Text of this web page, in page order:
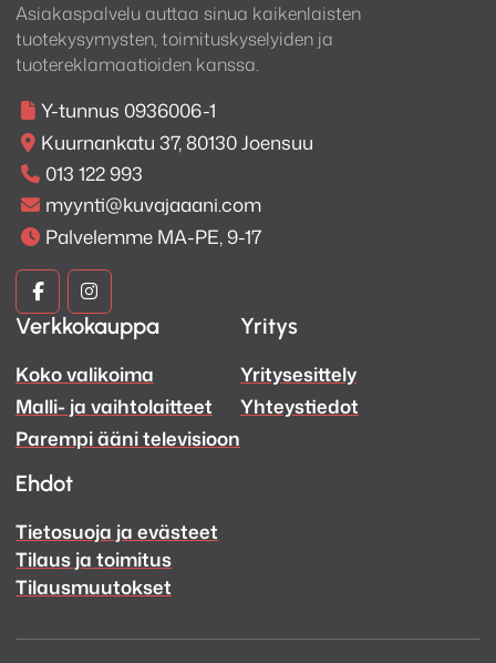
Asiakaspalvelu auttaa sinua kaikenlaisten
tuotekysymysten, toimituskyselyiden ja
tuotereklamaatioiden kanssa.
Y-tunnus 0936006-1
Kuurnankatu 37, 80130 Joensuu
013 122 993
myynti@kuvajaaani.com
Palvelemme MA-PE, 9-17
Kuva
ja
Ääni
Facebook
Kuva
ja
Ääni
Instagram
Verkkokauppa
Koko valikoima
Malli- ja vaihtolaitteet
Parempi ääni televisioon
Yritys
Yritysesittely
Yhteystiedot
Ehdot
Tietosuoja ja evästeet
Tilaus ja toimitus
Tilausmuutokset